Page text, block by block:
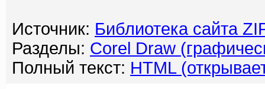
Источник: Библиотека сайта
Разделы: Corel Draw
Полный текст: HTML